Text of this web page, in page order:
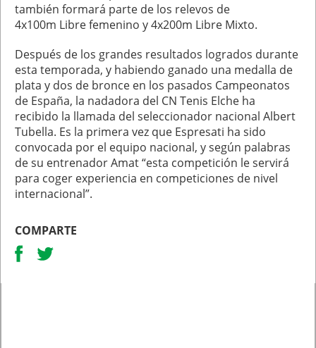
también formará parte de los relevos de
4x100m Libre femenino y 4x200m Libre Mixto.
Después de los grandes resultados logrados durante
esta temporada, y habiendo ganado una medalla de
plata y dos de bronce en los pasados Campeonatos
de España, la nadadora del CN Tenis Elche ha
recibido la llamada del seleccionador nacional Albert
Tubella. Es la primera vez que Espresati ha sido
convocada por el equipo nacional, y según palabras
de su entrenador Amat “esta competición le servirá
para coger experiencia en competiciones de nivel
internacional”.
COMPARTE